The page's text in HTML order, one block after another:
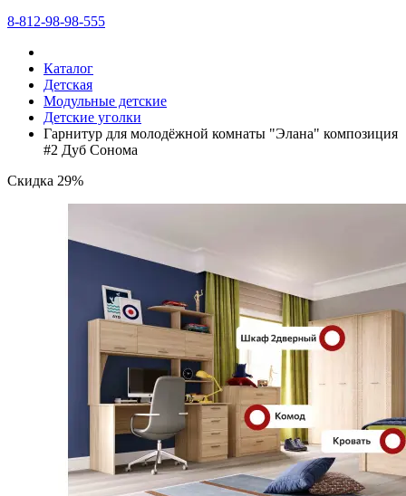
8-812-98-98-555
Каталог
Детская
Модульные детские
Детские уголки
Гарнитур для молодёжной комнаты "Элана" композиция
#2 Дуб Сонома
Скидка 29%